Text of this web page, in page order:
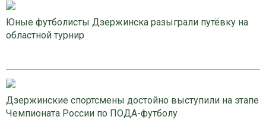
Юные футболисты Дзержинска разыграли путёвку на
областной турнир
Дзержинские спортсмены достойно выступили на этапе
Чемпионата России по ПОДА-футболу